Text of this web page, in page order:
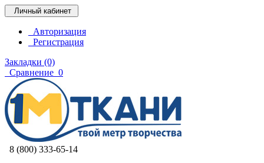
Личный кабинет
Авторизация
Регистрация
Закладки (0)
Сравнение 0
8 (800) 333-65-14